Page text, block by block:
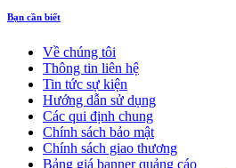
Bạn cần biết
Về chúng tôi
Thông tin liên hệ
Tin tức sự kiện
Hướng dẫn sử dụng
Các qui định chung
Chính sách bảo mật
Chính sách giao thương
Bảng giá banner quảng cáo